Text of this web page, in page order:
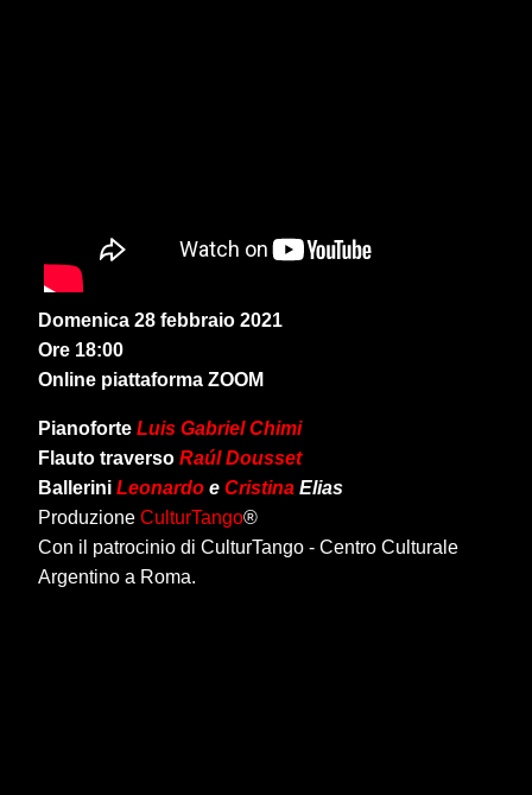
Domenica 28 febbraio 2021
Ore 18:00
Online piattaforma ZOOM
Pianoforte Luis Gabriel Chimi
Flauto traversoRaúl Dousset
BalleriniLeonardo eCristina Elias
ProduzioneCulturTango®
Con il patrocinio di CulturTango - Centro Culturale
Argentino a Roma.